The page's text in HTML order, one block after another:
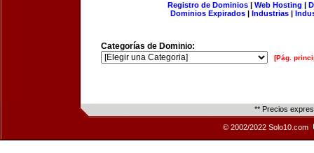
Registro de Dominios| Web Hosting |
Dominios Expirados | Industrias |
Categorías de Dominio:
[Pág.
** Precios
© 2002/2022 Solo10.com